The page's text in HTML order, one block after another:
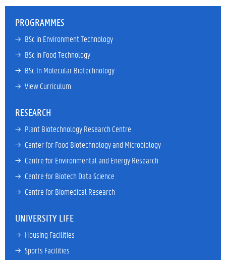
PROGRAMMES
→ BSc in Environment Technology
→ BSc in Food Technology
→ BSc In Molecular Biotechnology
→ View Curriculum
RESEARCH
→ Plant Biotechnology Research Centre
→ Center for Food Biotechnology and Microbiology
→ Centre for Environmental and Energy Research
→ Centre for Biotech Data Science
→ Centre for Biomedical Research
UNIVERSITY LIFE
→ Housing Facilities
→ Sports Facilities